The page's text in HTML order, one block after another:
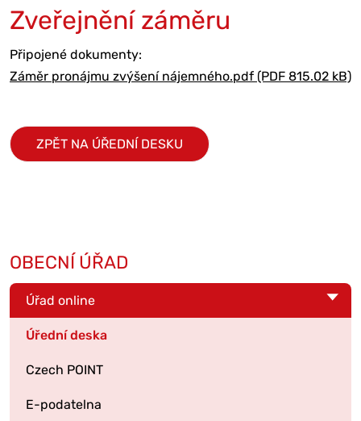
Zveřejnění záměru
Připojené dokumenty:
Záměr pronájmu zvýšení nájemného.pdf (PDF 815.02 kB)
ZPĚT NA ÚŘEDNÍ DESKU
OBECNÍ ÚŘAD
Úřad online
Úřední deska
Czech POINT
E-podatelna